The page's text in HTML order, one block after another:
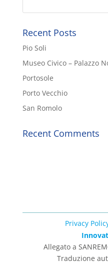
Recent Posts
Pio Soli
Museo Civico – Palazzo
Portosole
Porto Vecchio
San Romolo
Recent Comments
Privacy
Allegato a
Traduzione